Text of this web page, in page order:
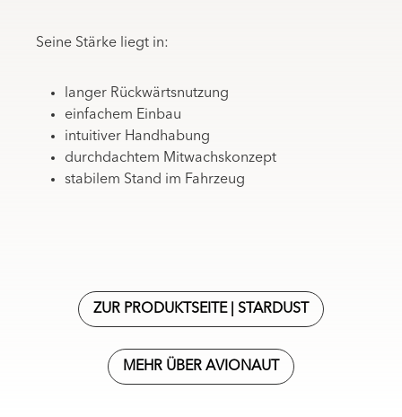
Seine Stärke liegt in:
langer Rückwärtsnutzung
einfachem Einbau
intuitiver Handhabung
durchdachtem Mitwachskonzept
stabilem Stand im Fahrzeug
ZUR PRODUKTSEITE | STARDUST
MEHR ÜBER AVIONAUT